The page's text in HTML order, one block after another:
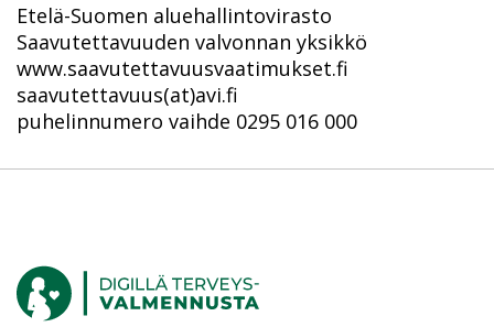
Etelä-Suomen aluehallintovirasto
Saavutettavuuden valvonnan yksikkö
www.saavutettavuusvaatimukset.fi
saavutettavuus(at)avi.fi
puhelinnumero vaihde 0295 016 000